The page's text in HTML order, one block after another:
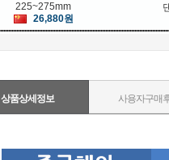
225~275mm
26,880원
상품상세정보 사용자구매